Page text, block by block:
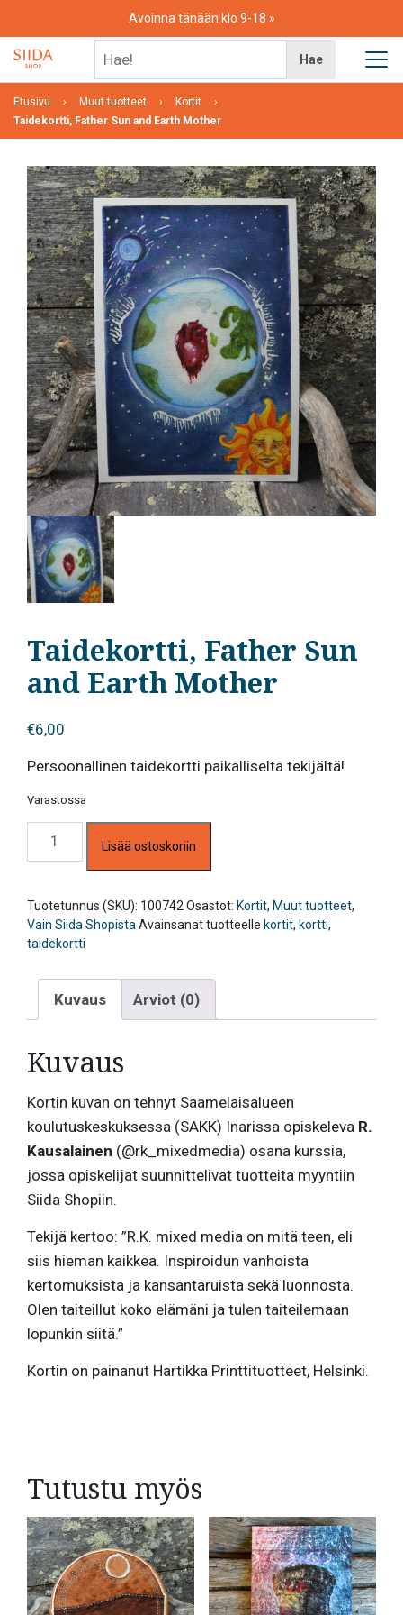
content
Avoinna tänään klo 9-18
Hae
Etusivu Muut tuotteet
Kortit
Taidekortti, Father Sun and Earth Mother
Taidekortti, Father Sun
and Earth Mother
€6,00
Persoonallinen taidekortti paikalliselta tekijältä!
Varastossa
Father
Earth
Mother
määrä
Lisää ostoskoriin
Tuotetunnus (SKU): 100742 Osastot: Kortit, Muut tuotteet,
Vain Siida Shopista Avainsanat tuotteelle kortit, kortti,
taidekortti
Kuvaus Arviot (0)
Kuvaus
Kortin kuvan on tehnyt Saamelaisalueen
koulutuskeskuksessa (SAKK) Inarissa opiskeleva R.
Kausalainen (@rk_mixedmedia) osana kurssia,
jossa opiskelijat suunnittelivat tuotteita myyntiin
Siida Shopiin.
Tekijä kertoo: ”R.K. mixed media on mitä teen, eli
siis hieman kaikkea. Inspiroidun vanhoista
kertomuksista ja kansantaruista sekä luonnosta.
Olen taiteillut koko elämäni ja tulen taiteilemaan
lopunkin siitä.”
Kortin on painanut Hartikka Printtituotteet, Helsinki.
Tutustu myös